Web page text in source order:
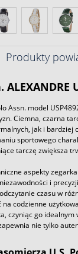
Produkty
Assn. model
Ciemna, czarna
jak i bardziej
sportowego
tarczę zwiększa
aspekty
i
czasu w
codzienne
czyniąc go
nie tylko